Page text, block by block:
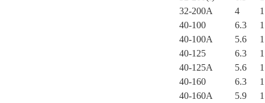
32-200A
4
40-100
6.3
40-100A
5.6
40-125
6.3
40-125A
5.6
40-160
6.3
40-160A
5.9